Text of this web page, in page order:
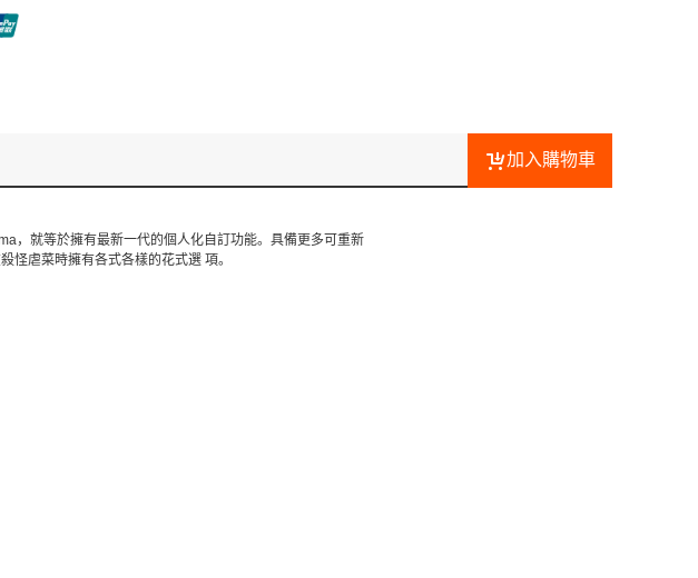
加入購物車
，就等於擁有最新一代的個人化自訂功能。具備更多可重新
怪虐菜時擁有各式各樣的花式選 項。